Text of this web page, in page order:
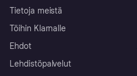
Tietoja meistä
Töihin Klarnalle
Ehdot
Lehdistöpalvelut